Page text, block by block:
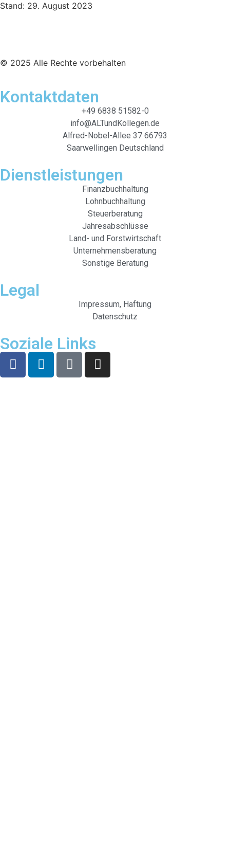
Stand: 29. August 2023
© 2025 Alle Rechte vorbehalten
Kontaktdaten
+49 6838 51582-0
info@ALTundKollegen.de
Alfred-Nobel-Allee 37 66793
Saarwellingen Deutschland
Dienstleistungen
Finanzbuchhaltung
Lohnbuchhaltung
Steuerberatung
Jahresabschlüsse
Land- und Forstwirtschaft
Unternehmensberatung
Sonstige Beratung
Legal
Impressum, Haftung
Datenschutz
Soziale Links